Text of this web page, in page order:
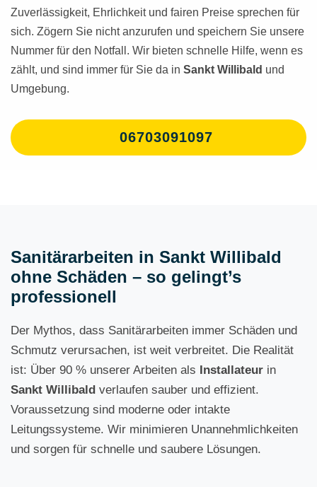
Zuverlässigkeit, Ehrlichkeit und fairen Preise sprechen für
sich. Zögern Sie nicht anzurufen und speichern Sie unsere
Nummer für den Notfall. Wir bieten schnelle Hilfe, wenn es
zählt, und sind immer für Sie da in Sankt Willibald und
Umgebung.
06703091097
Sanitärarbeiten in Sankt Willibald
ohne Schäden – so gelingt’s
professionell
Der Mythos, dass Sanitärarbeiten immer Schäden und
Schmutz verursachen, ist weit verbreitet. Die Realität
ist: Über 90 % unserer Arbeiten als Installateur in
Sankt Willibald verlaufen sauber und effizient.
Voraussetzung sind moderne oder intakte
Leitungssysteme. Wir minimieren Unannehmlichkeiten
und sorgen für schnelle und saubere Lösungen.